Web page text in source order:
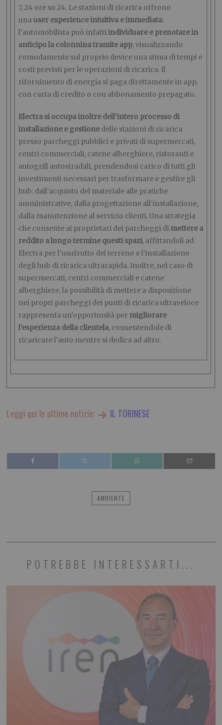
7, 24 ore su 24. Le stazioni di ricarica offrono
unauser experience intuitiva e immediata:
l’automobilista può infattiindividuare e prenotare in
anticipo la colonnina tramite app, visualizzando
comodamente sul proprio device una stima di tempi e
costi previsti per le operazioni di ricarica. Il
rifornimento di energia si paga direttamente in app,
con carta di credito o con abbonamento prepagato.
Electra si occupa inoltre dell’intero processo di
installazione e gestione delle stazioni di ricarica
presso parcheggi pubblici e privati di supermercati,
centri commerciali, catene alberghiere, ristoranti e
autogrill autostradali, prendendosi carico di tutti gli
investimenti necessari per trasformare e gestire gli
hub: dall’acquisto del materiale alle pratiche
amministrative, dalla progettazione all’installazione,
dalla manutenzione al servizio clienti. Una strategia
che consente ai proprietari dei parcheggi di mettere a
reddito a lungo termine questi spazi, affittandoli ad
Electra per l’usufrutto del terreno e l’installazione
degli hub di ricarica ultrarapida. Inoltre, nel caso di
supermercati, centri commerciali e catene
alberghiere, la possibilità di mettere a disposizione
nei propri parcheggi dei punti di ricarica ultraveloce
rappresenta un’opportunità per migliorare
l’esperienza della clientela, consentendole di
ricaricare l’auto mentre si dedica ad altro.
Leggi qui le ultime notizie: IL TORINESE
AMBIENTE
POTREBBE INTERESSARTI...